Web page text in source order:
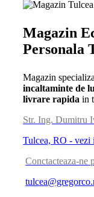
Magazin
Personala
Magazin
incaltaminte de
livrare rapida in
Str. Ing. Dumitru
Tulcea, RO - vezi
Conctacteaza-ne